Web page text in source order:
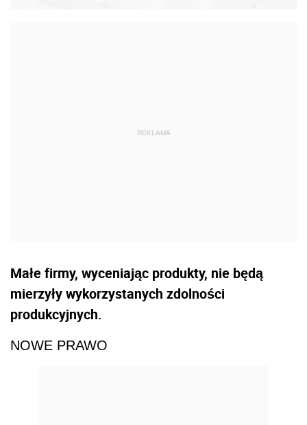
Małe firmy, wyceniając produkty, nie będą
mierzyły wykorzystanych zdolności
produkcyjnych.
NOWE PRAWO